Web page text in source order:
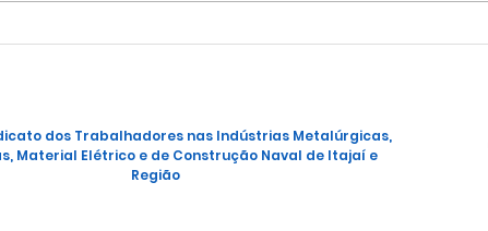
DE
NOVA PARCERIA DE
dos Trabalhadores nas Indústrias Metalúrgicas,
Material Elétrico e de Construção Naval de Itajaí e
Região